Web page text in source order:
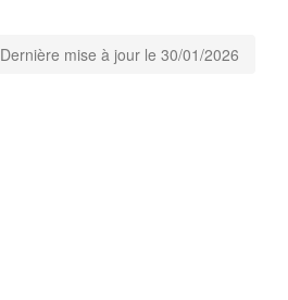
Dernière mise à jour le 30/01/2026